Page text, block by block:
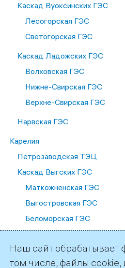
Каскад Вуоксинских ГЭС
Лесогорская ГЭС
Светогорская ГЭС
Каскад Ладожских ГЭС
Волховская ГЭС
Нижне-Свирская ГЭС
Верхне-Свирская ГЭС
Нарвская ГЭС
Карелия
Петрозаводская ТЭЦ
Каскад Выгских ГЭС
Маткожненская ГЭС
Выгостровская ГЭС
Беломорская ГЭС
Палакоргская ГЭС
Каскад Кемских ГЭС
Наш сайт обрабатывает
том числе, файлы